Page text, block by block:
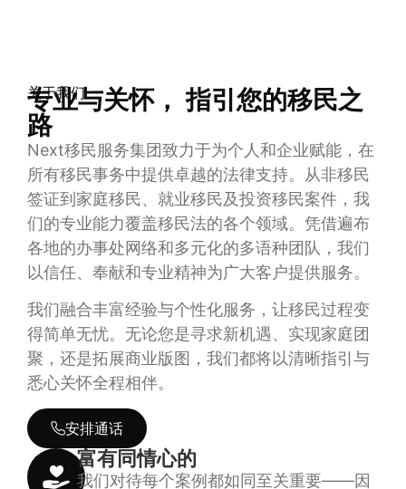
关于我们
专业与关怀， 指引您的移民之
路
Next移民服务集团致力于为个人和企业赋能，在
所有移民事务中提供卓越的法律支持。从非移民
签证到家庭移民、就业移民及投资移民案件，我
们的专业能力覆盖移民法的各个领域。凭借遍布
各地的办事处网络和多元化的多语种团队，我们
以信任、奉献和专业精神为广大客户提供服务。
我们融合丰富经验与个性化服务，让移民过程变
得简单无忧。无论您是寻求新机遇、实现家庭团
聚，还是拓展商业版图，我们都将以清晰指引与
悉心关怀全程相伴。
安排通话
富有同情心的
我们对待每个案例都如同至关重要——因